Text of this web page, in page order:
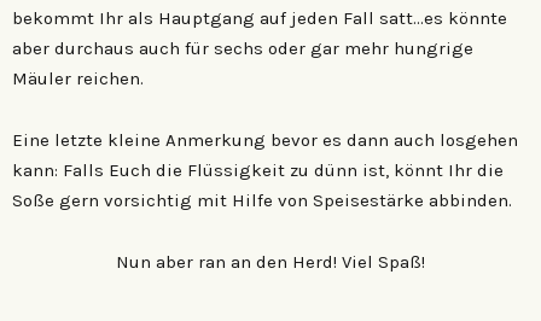
bekommt Ihr als Hauptgang auf jeden Fall satt…es könnte
aber durchaus auch für sechs oder gar mehr hungrige
Mäuler reichen.
Eine letzte kleine Anmerkung bevor es dann auch losgehen
kann: Falls Euch die Flüssigkeit zu dünn ist, könnt Ihr die
Soße gern vorsichtig mit Hilfe von Speisestärke abbinden.
Nun aber ran an den Herd! Viel Spaß!